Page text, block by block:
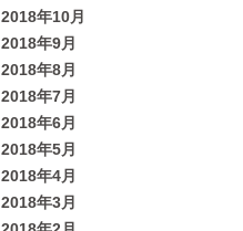
2018年10月
2018年9月
2018年8月
2018年7月
2018年6月
2018年5月
2018年4月
2018年3月